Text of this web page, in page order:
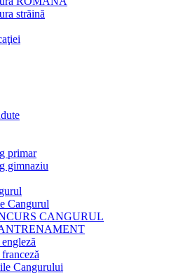
străină
primar
gimnaziu
Cangurul
CANGURUL
Cangurului